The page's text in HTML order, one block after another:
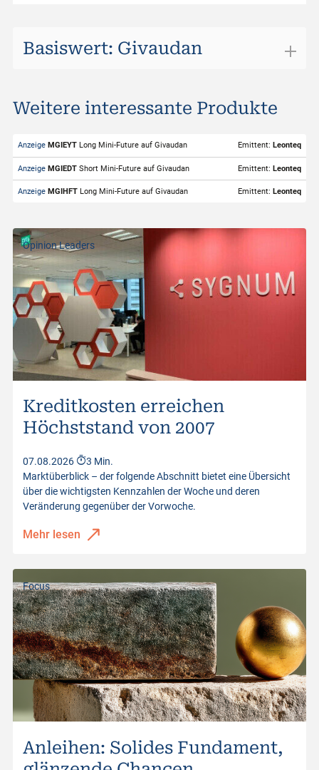
Basiswert: Givaudan
ISIN CH0010645932
Basiswert Givaudan
Handelwährung
Strike-Level
Geldkurs 3'333.00
Geld Volumen
Briefkurs
Brief Volumen
Distanz zum Stop Loss
Weitere interessante Produkte
Anzeige MGIEYT Long Mini-Future auf Givaudan Emittent: Leonteq
Anzeige MGIEDT Short Mini-Future auf Givaudan Emittent: Leonteq
Anzeige MGIHFT Long Mini-Future auf Givaudan Emittent: Leonteq
Opinion Leaders
Kreditkosten erreichen
Höchststand von 2007
07.08.2026
3 Min.
Marktüberblick – der folgende Abschnitt bietet eine Übersicht
über die wichtigsten Kennzahlen der Woche und deren
Veränderung gegenüber der Vorwoche.
Mehr lesen
Focus
Anleihen: Solides Fundament,